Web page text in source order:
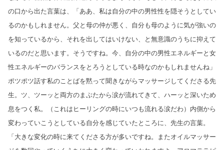
の口から出た言葉は、「ああ、私は自分の中の男性性を隠そうとしてい
るのかもしれません。父と母の仲が悪く、自分も母のように気が強いの
を知っているから、それを出してはいけない、と無意識のうちに抑えて
いるのだと思います。そうですね。今、自分の中の男性エネルギーと女
性エネルギーのバランスをとろうとしている時なのかもしれませんね」
ポツポツ話す私のことばを黙って聞きながらマッサージしてくださる先
生。ツ、ツーッと両方のまぶたから涙が流れてきて、ハーッと深いため
息をつく私。（これはヒーリングの時にいつも流れる涙だわ）内側から
変わっていこうとしている自分を感じていたところに、先生の言葉。
「大きな変化の時に来てくださる方が多いですね。またオイルマッサー